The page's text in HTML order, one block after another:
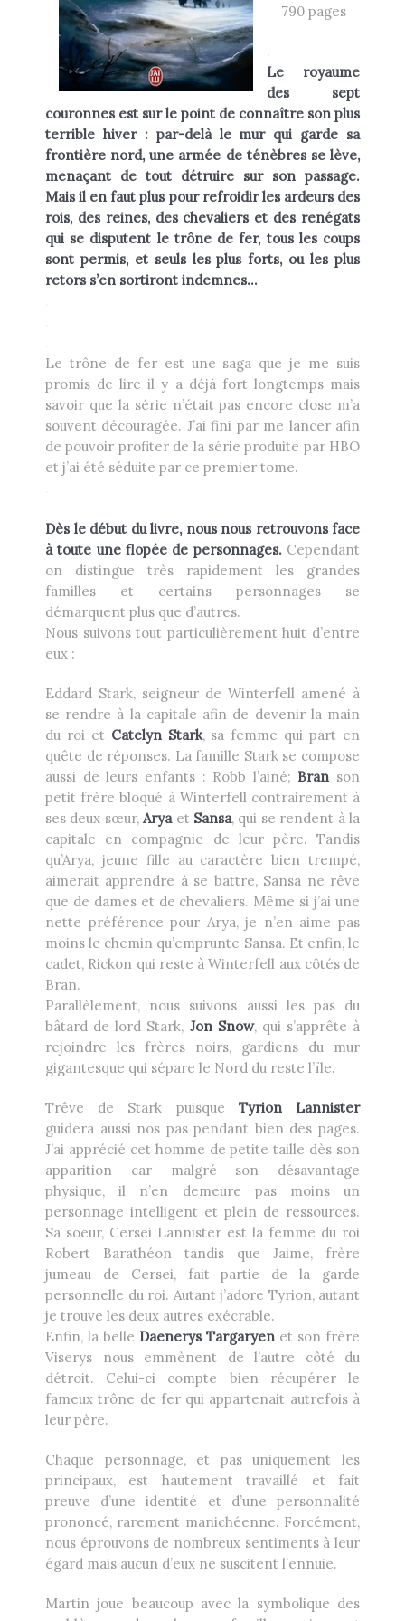
Heikala
RECHERCHE
790 pages
.
Le royaume
des sept
couronnes est sur le point de connaître son plus
terrible hiver : par-delà le mur qui garde sa
frontière nord, une armée de ténèbres se lève,
menaçant de tout détruire sur son passage.
Mais il en faut plus pour refroidir les ardeurs des
rois, des reines, des chevaliers et des renégats
qui se disputent le trône de fer, tous les coups
sont permis, et seuls les plus forts, ou les plus
retors s’en sortiront indemnes…
.
.
.
Le trône de fer est une saga que je me suis
promis de lire il y a déjà fort longtemps mais
savoir que la série n’était pas encore close m’a
souvent découragée. J’ai fini par me lancer afin
de pouvoir profiter de la série produite par HBO
et j’ai été séduite par ce premier tome.
.
Dès le début du livre, nous nous retrouvons face
à toute une flopée de personnages. Cependant
on distingue très rapidement les grandes
familles et certains personnages se
démarquent plus que d’autres.
Nous suivons tout particulièrement huit d’entre
eux :
Eddard Stark, seigneur de Winterfell amené à
se rendre à la capitale afin de devenir la main
du roi et Catelyn Stark, sa femme qui part en
quête de réponses. La famille Stark se compose
aussi de leurs enfants : Robb l’ainé; Bran son
petit frère bloqué à Winterfell contrairement à
ses deux sœur,Aryaet Sansa, qui se rendent à la
capitale en compagnie de leur père. Tandis
qu’Arya, jeune fille au caractère bien trempé,
aimerait apprendre à se battre, Sansa ne rêve
que de dames et de chevaliers. Même si j’ai une
nette préférence pour Arya, je n’en aime pas
moins le chemin qu’emprunte Sansa. Et enfin, le
cadet, Rickon qui reste à Winterfell aux côtés de
Bran.
Parallèlement, nous suivons aussi les pas du
bâtard de lord Stark, Jon Snow, qui s’apprête à
rejoindre les frères noirs, gardiens du mur
gigantesque qui sépare le Nord du reste l’ïle.
Trêve de Stark puisque Tyrion Lannister
guidera aussi nos pas pendant bien des pages.
J’ai apprécié cet homme de petite taille dès son
apparition car malgré son désavantage
physique, il n’en demeure pas moins un
personnage intelligent et plein de ressources.
Sa soeur, Cersei Lannister est la femme du roi
Robert Barathéon tandis que Jaime, frère
jumeau de Cersei, fait partie de la garde
personnelle du roi. Autant j’adore Tyrion, autant
je trouve les deux autres exécrable.
Enfin, la belle Daenerys Targaryen et son frère
Viserys nous emmènent de l’autre côté du
détroit. Celui-ci compte bien récupérer le
fameux trône de fer qui appartenait autrefois à
leur père.
Chaque personnage, et pas uniquement les
principaux, est hautement travaillé et fait
preuve d’une identité et d’une personnalité
prononcé, rarement manichéenne. Forcément,
nous éprouvons de nombreux sentiments à leur
égard mais aucun d’eux ne suscitent l’ennuie.
Martin joue beaucoup avec la symbolique des